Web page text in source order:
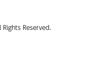
Reserved.